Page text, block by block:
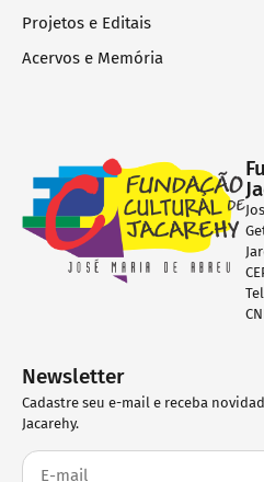
Projetos e Editais
Acervos e Memória
Newsletter
Cadastre seu e-mail e receba
Jacarehy.